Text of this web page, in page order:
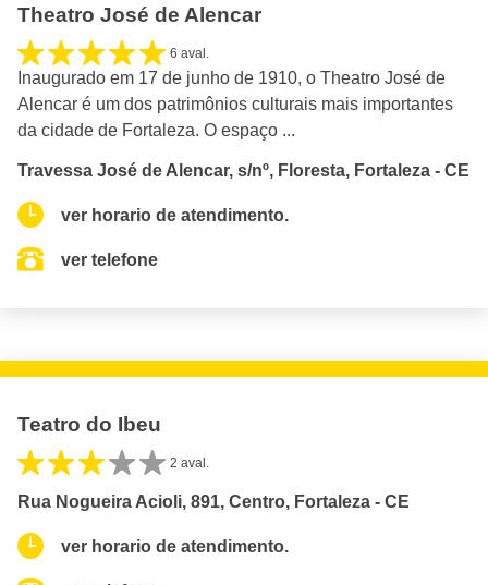
Theatro José de Alencar
6 aval.
Inaugurado em 17 de junho de 1910, o Theatro José de
Alencar é um dos patrimônios culturais mais importantes
da cidade de Fortaleza. O espaço ...
Travessa José de Alencar, s/nº, Floresta, Fortaleza - CE
ver horario de atendimento.
ver telefone
Teatro do Ibeu
2 aval.
Rua Nogueira Acioli, 891, Centro, Fortaleza - CE
ver horario de atendimento.